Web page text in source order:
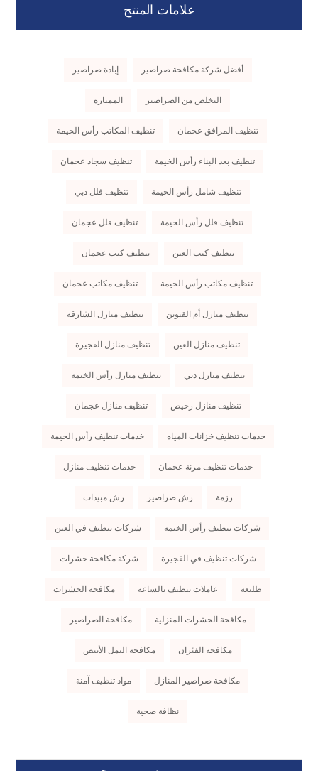
علامات المنتج
أفضل شركة مكافحة صراصير إبادة صراصير
التخلص من الصراصير الممتازة
تنظيف المرافق عجمان تنظيف المكاتب رأس الخيمة
تنظيف بعد البناء رأس الخيمة تنظيف سجاد عجمان
تنظيف شامل رأس الخيمة تنظيف فلل دبي
تنظيف فلل رأس الخيمة تنظيف فلل عجمان
تنظيف كنب العين تنظيف كنب عجمان
تنظيف مكاتب رأس الخيمة تنظيف مكاتب عجمان
تنظيف منازل أم القيوين تنظيف منازل الشارقة
تنظيف منازل العين تنظيف منازل الفجيرة
تنظيف منازل دبي تنظيف منازل رأس الخيمة
تنظيف منازل رخيص تنظيف منازل عجمان
خدمات تنظيف خزانات المياه خدمات تنظيف رأس الخيمة
خدمات تنظيف مرنة عجمان خدمات تنظيف منازل
رزمة رش صراصير رش مبيدات
شركات تنظيف رأس الخيمة شركات تنظيف في العين
شركات تنظيف في الفجيرة شركة مكافحة حشرات
طليعة عاملات تنظيف بالساعة مكافحة الحشرات
مكافحة الحشرات المنزلية مكافحة الصراصير
مكافحة الفئران مكافحة النمل الأبيض
مكافحة صراصير المنازل مواد تنظيف آمنة
نظافة صحية